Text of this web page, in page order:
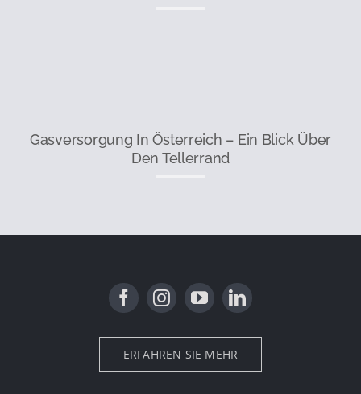
Gasversorgung In Österreich – Ein Blick Über
Den Tellerrand
ERFAHREN SIE MEHR